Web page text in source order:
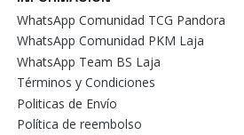
WhatsApp Comunidad TCG Pandora
WhatsApp Comunidad PKM Laja
WhatsApp Team BS Laja
Términos y Condiciones
Politicas de Envío
Política de reembolso